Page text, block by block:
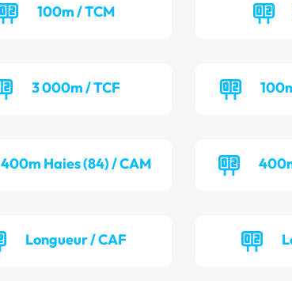
100m / TCM
3 000m / TCF
400m Haies (84) / CAM
Longueur / CAF